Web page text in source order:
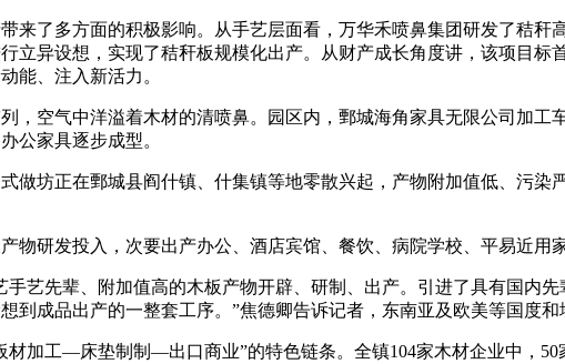
了多方面的积极影响。从手艺层面看，万华禾喷鼻集团研发了秸秆
立异设想，实现了秸秆板规模化出产。从财产成长角度讲，该项目
能、注入新活力。
空气中洋溢着木材的清喷鼻。园区内，鄄城海角家具无限公司加工
公家具逐步成型。
坊正在鄄城县阎什镇、什集镇等地零散兴起，产物附加值低、污染
研发投入，次要出产办公、酒店宾馆、餐饮、病院学校、平易近用
先辈、附加值高的木板产物开辟、研制、出产。引进了具有国内
到成品出产的一整套工序。”焦德卿告诉记者，东南亚及欧美等国度和
工—床垫制制—出口商业”的特色链条。全镇104家木材企业中，50